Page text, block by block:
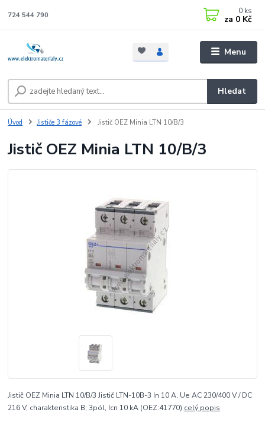
Menu
Hledat
724 544 790 0 ks
za 0 Kč
Úvod Jističe 3 fázové Jistič OEZ Minia LTN 10/B/3
Jistič OEZ Minia LTN 10/B/3
Jistič OEZ Minia LTN 10/B/3 Jistič LTN-10B-3 In 10 A, Ue AC 230/400 V / DC
216 V, charakteristika B, 3pól, Icn 10 kA (OEZ:41770) celý popis